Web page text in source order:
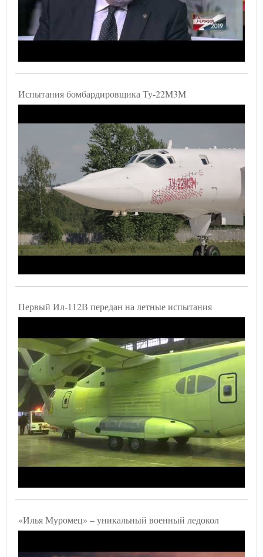
Испытания бомбардировщика Ту-22М3М
Первый Ил-112В передан на летные испытания
«Илья Муромец» – уникальный военный ледокол